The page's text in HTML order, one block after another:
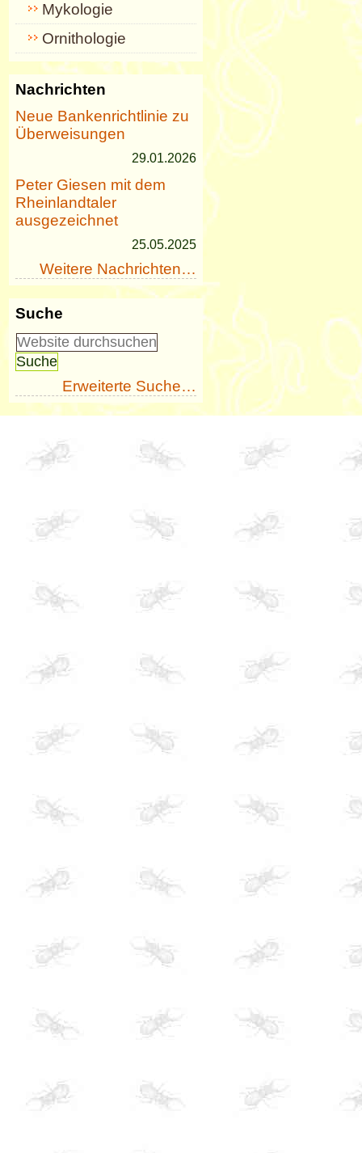
Mykologie
Ornithologie
Nachrichten
Neue Bankenrichtlinie zu
Überweisungen
29.01.2026
Peter Giesen mit dem
Rheinlandtaler
ausgezeichnet
25.05.2025
Weitere Nachrichten…
Suche
Erweiterte Suche…